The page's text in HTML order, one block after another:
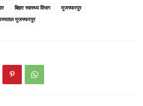
बिहार स्वास्थ्य विभाग
मुजफ्फरपुर
मुजफ्फरपुर